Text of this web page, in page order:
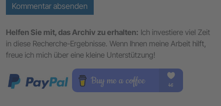
Kommentar absenden
Helfen Sie mit, das Archiv zu erhalten: Ich investiere viel Zeit
in diese Recherche-Ergebnisse. Wenn Ihnen meine Arbeit hilft,
freue ich mich über eine kleine Unterstützung!